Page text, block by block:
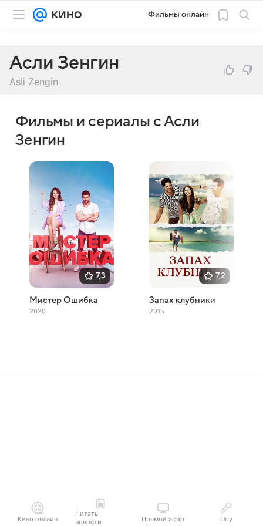
Фильмы онлайн
Асли Зенгин
Asli Zengin
Фильмы и сериалы с Асли
Зенгин
7,3
Мистер Ошибка
2020
7,2
Запах клубники
2015
Кино онлайн
Читать
новости
Прямой эфир Шоу